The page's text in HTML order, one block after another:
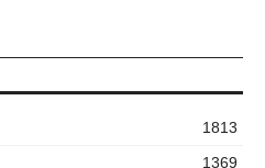
1813
1369